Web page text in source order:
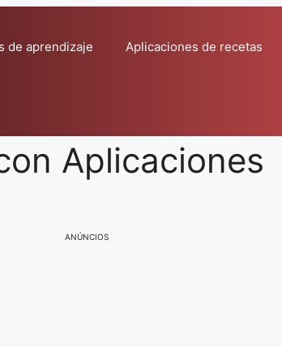
de aprendizaje Aplicaciones de recetas
Aplicaciones
ANÚNCIOS